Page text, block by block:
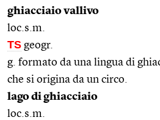
ghiacciaio vallivo
loc.s.m.
TS geogr.
g. formato da una lingua di
che si origina da un circo.
lago di ghiacciaio
loc.s.m.